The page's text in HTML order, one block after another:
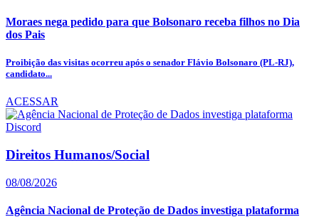
Moraes nega pedido para que Bolsonaro receba filhos no Dia
dos Pais
Proibição das visitas ocorreu após o senador Flávio Bolsonaro (PL-RJ),
candidato...
ACESSAR
Direitos Humanos/Social
08/08/2026
Agência Nacional de Proteção de Dados investiga plataforma